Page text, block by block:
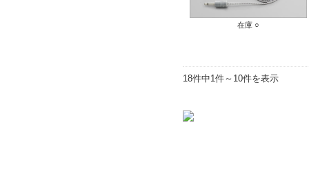
在庫 ○
18件中1件～10件を表示